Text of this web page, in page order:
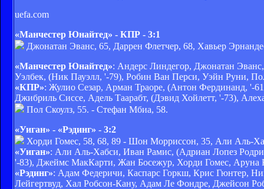
uefa.com
«Манчестер Юнайтед» - КПР - 3:1
Джонатан Эванс, 65, Даррен Флетчер, 68, Хавьер
«Манчестер Юнайтед»: Андерс Линдегор, Джонатан
Уэлбек, (Ник Пауэлл, '-79), Робин Ван Перси, Уэйн Руни,
«КПР»: Жулио Сезар, Арман Траоре, (Антон Фердинанд,
Джибриль Сиссе, Адель Таарабт, (Дэвид Хойлетт, '-73),
Пол Скоулз, 55. - Стефан Мбиа, 58.
«Уиган» - «Рэдинг» - 3:2
Хорди Гомес, 58, 68, 89 - Шон Морриссон, 35, Али Аль-
«Уиган»: Али Аль-Хабси, Иван Рамис, (Адриан Лопез
'-83), Джеймс МакКарти, Жан Босежур, Хорди Гомес,
«Рэдинг»: Адам Федеричи, Каспарс Горкш, Крис Гюнтер,
Лейгертвуд, Хал Робсон-Кану, Адам Ле Фондре, Джейсон